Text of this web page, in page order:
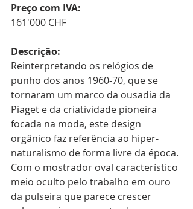
Preço com IVA:
161'000 CHF
Descrição:
Reinterpretando os relógios de
punho dos anos 1960-70, que se
tornaram um marco da ousadia da
Piaget e da criatividade pioneira
focada na moda, este design
orgânico faz referência ao hiper-
naturalismo de forma livre da época.
Com o mostrador oval característico
meio oculto pelo trabalho em ouro
da pulseira que parece crescer